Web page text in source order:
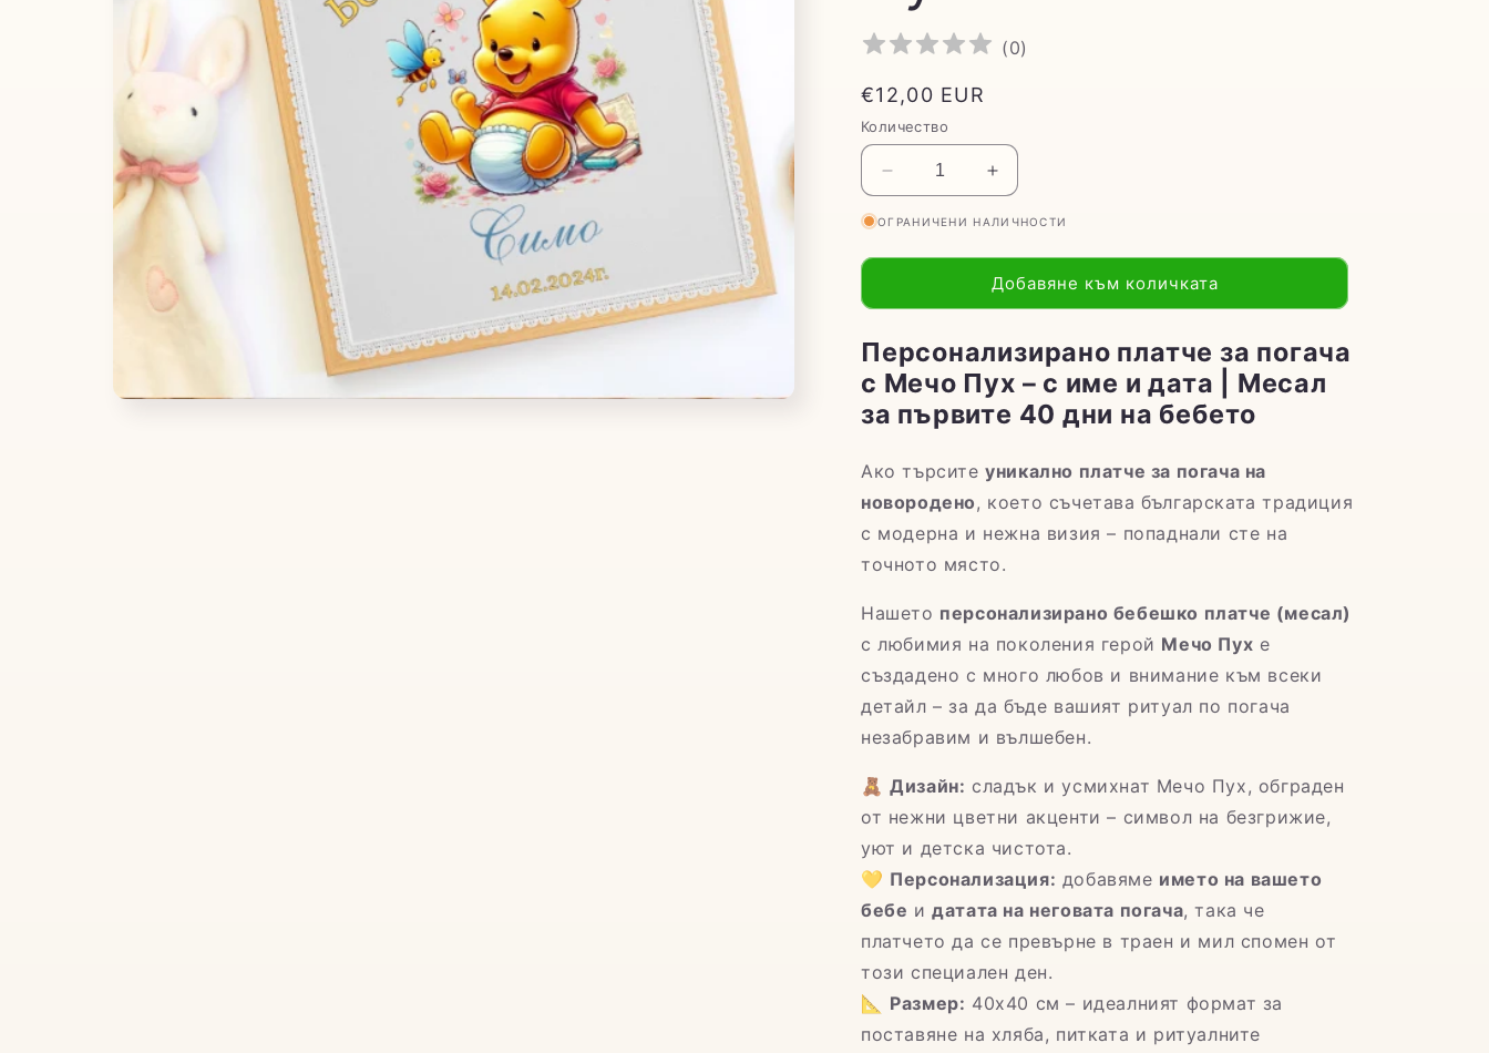
(0)
Обичайна
цена
€12,00 EUR
Количество
Намаляване
на
количеството
Персонализирано
погача
с
Мечо
Пух
Увеличаване
на
количеството
Персонализирано
платче
погача
с
Мечо
Пух
ОГРАНИЧЕНИ НАЛИЧНОСТИ
Добавяне към количката
Персонализирано платче за погача
с Мечо Пух – с име и дата | Месал
за първите 40 дни на бебето
Ако търситеуникално платче за погача на
новородено, което съчетава българската традиция
с модерна и нежна визия – попаднали сте на
точното място.
Нашето персонализирано бебешко платче (месал)
с любимия на поколения герой Мечо Пух е
създадено с много любов и внимание към всеки
детайл – за да бъде вашият ритуал по погача
незабравим и вълшебен.
🧸Дизайн: сладък и усмихнат Мечо Пух, обграден
от нежни цветни акценти – символ на безгрижие,
уют и детска чистота.
💛 Персонализация: добавяме името на вашето
бебе идатата на неговата погача, така че
платчето да се превърне в траен и мил спомен от
този специален ден.
📐 Размер: 40х40 см – идеалният формат за
поставяне на хляба, питката и ритуалните